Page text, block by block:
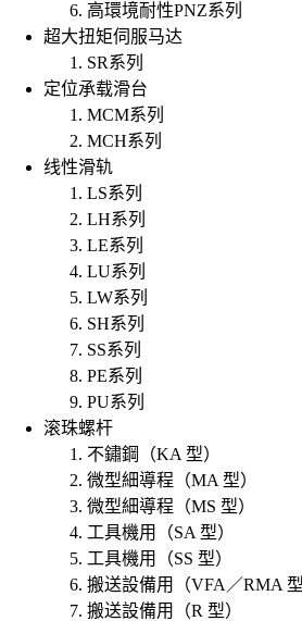
高環境耐性PNZ系列
超大扭矩伺服马达
SR系列
定位承载滑台
MCM系列
MCH系列
线性滑轨
LS系列
LH系列
LE系列
LU系列
LW系列
SH系列
SS系列
PE系列
PU系列
滚珠螺杆
不鏽鋼（KA 型）
微型細導程（MA 型）
微型細導程（MS 型）
工具機用（SA 型）
工具機用（SS 型）
搬送設備用（VFA／RMA 型
搬送設備用（R 型）